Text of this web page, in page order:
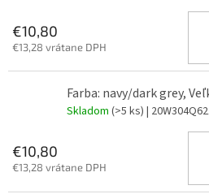
€10,80
€13,28 vrátane DPH
Farba: navy/dark grey,
Skladom (>5 ks) |
€10,80
€13,28 vrátane DPH